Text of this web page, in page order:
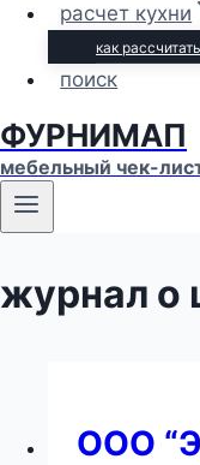
расчет кухни
как
поиск
ФУРНИМАП
мебельный чек-
журнал о
ООО